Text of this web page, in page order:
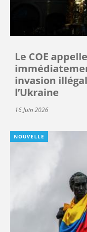
Le COE
invasion
l’Ukraine
16 Juin 2026
NOUVELLE